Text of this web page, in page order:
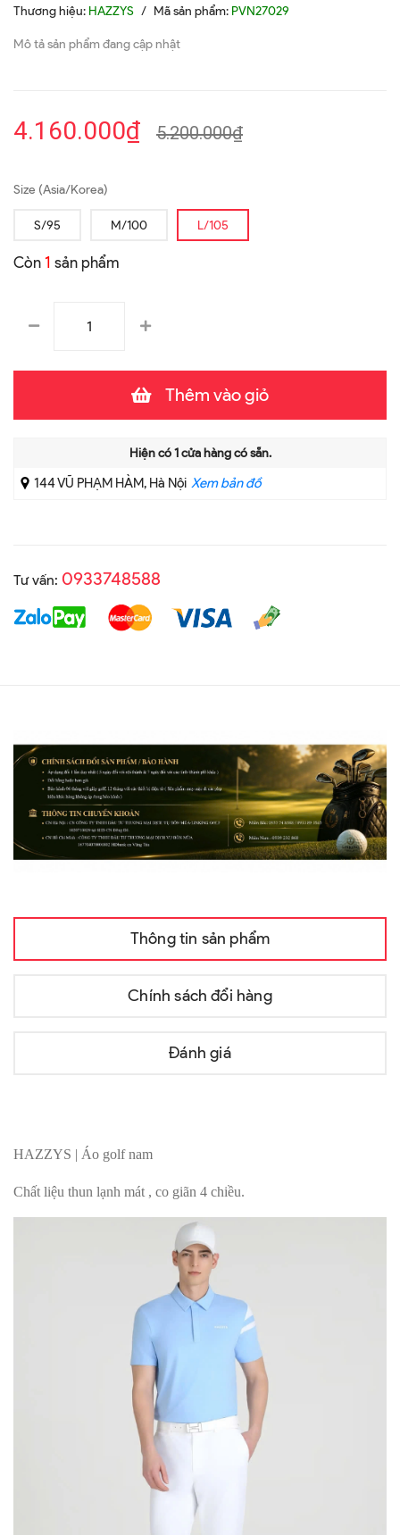
Thương hiệu: HAZZYS / Mã sản phẩm: PVN27029
Mô tả sản phẩm đang cập nhật
4.160.000₫ 5.200.000₫
Size (Asia/Korea)
S/95 M/100 L/105
Còn 1 sản phẩm
Thêm vào giỏ
Hiện có1cửa hàng có sẵn.
144 VŨ PHẠM HÀM, Hà Nội Xem bản đồ
Tư vấn: 0933748588
Thông tin sản phẩm
Chính sách đổi hàng
Đánh giá
HAZZYS | Áo golf nam
Chất liệu thun lạnh mát , co giãn 4 chiều.